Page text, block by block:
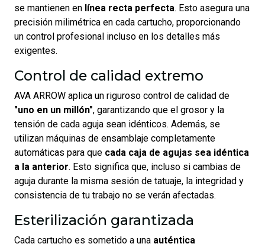
se mantienen en línea recta perfecta. Esto asegura una
precisión milimétrica en cada cartucho, proporcionando
un control profesional incluso en los detalles más
exigentes.
Control de calidad extremo
AVA ARROW aplica un riguroso control de calidad de
"uno en un millón", garantizando que el grosor y la
tensión de cada aguja sean idénticos. Además, se
utilizan máquinas de ensamblaje completamente
automáticas para que cada caja de agujas sea idéntica
a la anterior. Esto significa que, incluso si cambias de
aguja durante la misma sesión de tatuaje, la integridad y
consistencia de tu trabajo no se verán afectadas.
Esterilización garantizada
Cada cartucho es sometido a una auténtica